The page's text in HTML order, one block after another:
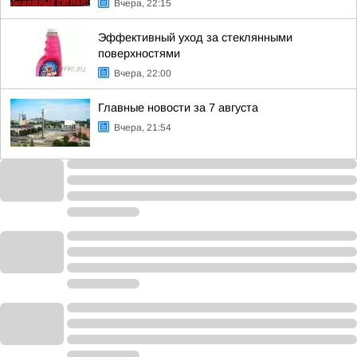
Вчера, 22:15
Эффективный уход за стеклянными
поверхностями
Вчера, 22:00
Главные новости за 7 августа
Вчера, 21:54